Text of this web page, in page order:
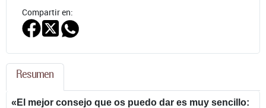
Compartir en:
Resumen
«El mejor consejo que os puedo dar es muy sencillo: